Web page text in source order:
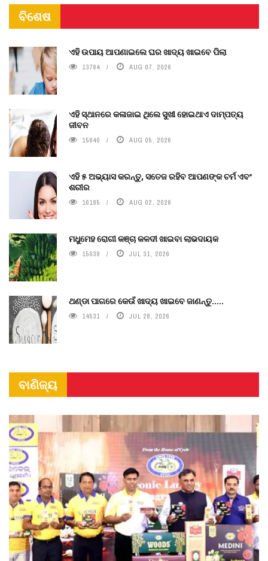
ବିଶେଷ
ଏହି ଉପାୟ ଆପଣାଇଲେ ଘର ଖାଦ୍ୟ ଖାଇବେ ପିଲା
13764 AUG 07, 2026
ଏହି ସ୍ଥାନରେ କଳାଜାଇ ଥିଲେ ସୁଖୀ ହୋଇଥାଏ ଦାମ୍ପତ୍ୟ
ଜୀବନ
15640 AUG 05, 2026
ଏହି ୫ ଅଭ୍ୟାସ କରନ୍ତୁ, ସତେଜ ରହିବ ଆପଣଙ୍କ ଚର୍ମ ଏବଂ
ଶରୀର
16185 AUG 02, 2026
ମଧୁମେହ ରୋଗୀ କଞ୍ଚା କଳଦୀ ଖାଇବା ଲାଭଦାୟକ
15039 JUL 31, 2026
ଥଣ୍ଡା ପାଗରେ କେଉଁ ଖାଦ୍ୟ ଖାଇବେ ଜାଣନ୍ତୁ.....
14531 JUL 28, 2026
ବାଣିଜ୍ୟ